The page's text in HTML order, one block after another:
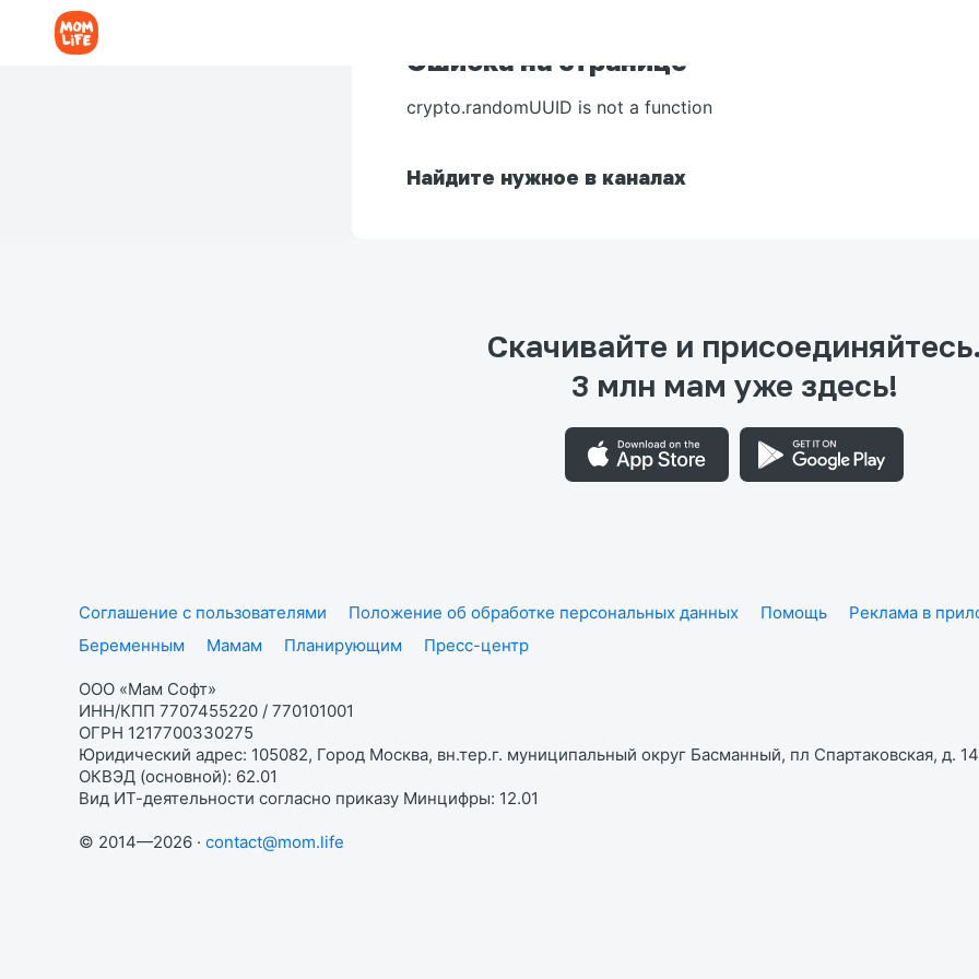
Ошибка на странице
crypto.randomUUID is not a function
Найдите нужное в каналах
Скачивайте и присоединяйтесь.
3 млн мам уже здесь!
Соглашение с пользователями Положение об обработке персональных данных Помощь Реклама в
Беременным
Мамам Планирующим Пресс-центр
ООО «Мам Софт»
ИНН/КПП 7707455220 / 770101001
ОГРН 1217700330275
Юридический адрес: 105082, Город Москва, вн.тер.г. муниципальный округ Басманный, пл Спартаковская, д.
ОКВЭД (основной): 62.01
Вид ИТ-деятельности согласно приказу Минцифры: 12.01
© 2014—2026 · contact@mom.life